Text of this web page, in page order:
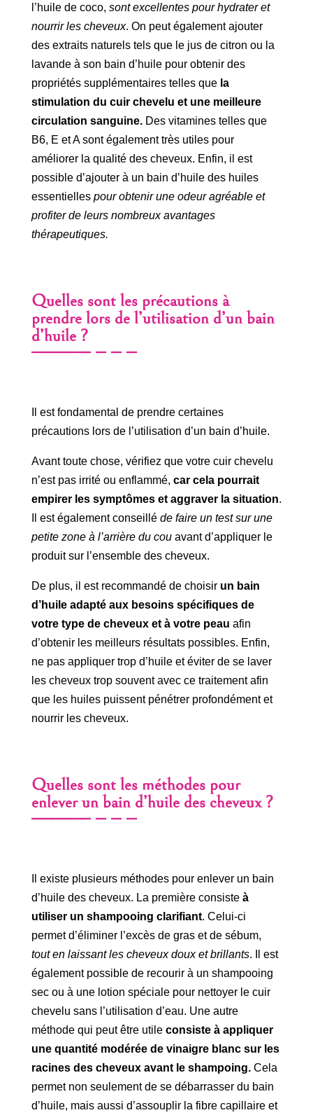
l’huile de coco, sont excellentes pour hydrater et
nourrir les cheveux. On peut également ajouter
des extraits naturels tels que le jus de citron ou la
lavande à son bain d’huile pour obtenir des
propriétés supplémentaires telles que la
stimulation du cuir chevelu et une meilleure
circulation sanguine.Des vitamines telles que
B6, E et A sont également très utiles pour
améliorer la qualité des cheveux. Enfin, il est
possible d’ajouter à un bain d’huile des huiles
essentielles pour obtenir une odeur agréable et
profiter de leurs nombreux avantages
thérapeutiques.
Quelles sont les précautions à
prendre lors de l’utilisation d’un bain
d’huile ?
Il est fondamental de prendre certaines
précautions lors de l’utilisation d’un bain d’huile.
Avant toute chose, vérifiez que votre cuir chevelu
n’est pas irrité ou enflammé, car cela pourrait
empirer les symptômes et aggraver la situation.
Il est également conseillé de faire un test sur une
petite zone à l’arrière du couavant d’appliquer le
produit sur l’ensemble des cheveux.
De plus, il est recommandé de choisir un bain
d’huile adapté aux besoins spécifiques de
votre type de cheveux et à votre peau afin
d’obtenir les meilleurs résultats possibles. Enfin,
ne pas appliquer trop d’huile et éviter de se laver
les cheveux trop souvent avec ce traitement afin
que les huiles puissent pénétrer profondément et
nourrir les cheveux.
Quelles sont les méthodes pour
enlever un bain d’huile des cheveux ?
Il existe plusieurs méthodes pour enlever un bain
d’huile des cheveux. La première consiste à
utiliser un shampooing clarifiant. Celui-ci
permet d’éliminer l’excès de gras et de sébum,
tout en laissant les cheveux doux et brillants. Il est
également possible de recourir à un shampooing
sec ou à une lotion spéciale pour nettoyer le cuir
chevelu sans l’utilisation d’eau. Une autre
méthode qui peut être utile consiste à appliquer
une quantité modérée de vinaigre blanc sur les
racines des cheveux avant le shampoing.Cela
permet non seulement de se débarrasser du bain
d’huile, mais aussi d’assouplir la fibre capillaire et